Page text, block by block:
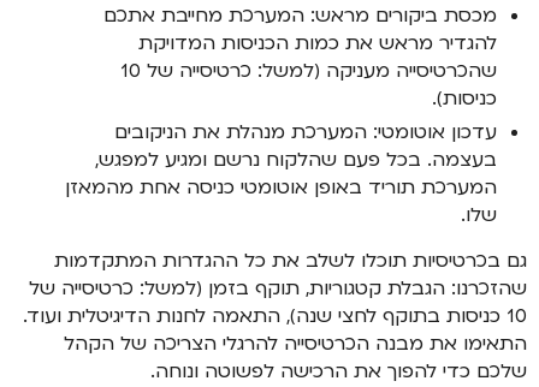
מכסת ביקורים מראש: המערכת מחייבת אתכם
להגדיר מראש את כמות הכניסות המדויקת
שהכרטיסייה מעניקה (למשל: כרטיסייה של 10
כניסות).
עדכון אוטומטי: המערכת מנהלת את הניקובים
בעצמה. בכל פעם שהלקוח נרשם ומגיע למפגש,
המערכת תוריד באופן אוטומטי כניסה אחת מהמאזן
שלו.
גם בכרטיסיות תוכלו לשלב את כל ההגדרות המתקדמות
שהזכרנו: הגבלת קטגוריות, תוקף בזמן (למשל: כרטיסייה של
10 כניסות בתוקף לחצי שנה), התאמה לחנות הדיגיטלית ועוד.
התאימו את מבנה הכרטיסייה להרגלי הצריכה של הקהל
שלכם כדי להפוך את הרכישה לפשוטה ונוחה.